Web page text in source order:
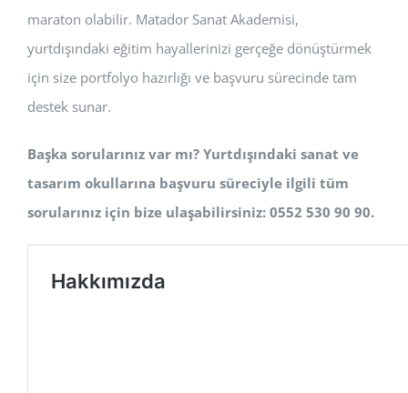
maraton olabilir. Matador Sanat Akademisi,
yurtdışındaki eğitim hayallerinizi gerçeğe dönüştürmek
için size portfolyo hazırlığı ve başvuru sürecinde tam
destek sunar.
Başka sorularınız var mı? Yurtdışındaki sanat ve
tasarım okullarına başvuru süreciyle ilgili tüm
sorularınız için bize ulaşabilirsiniz: 0552 530 90 90.